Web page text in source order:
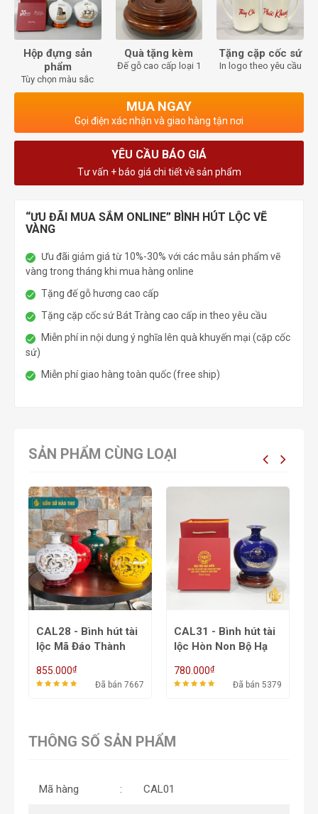
Hộp đựng sản
phẩm
Tùy chọn màu sắc
Quà tặng kèm
Đế gỗ cao cấp loại 1
Tặng cặp cốc sứ
In logo theo yêu cầu
MUA NGAY
Gọi điện xác nhận và giao hàng tận nơi
YÊU CẦU BÁO GIÁ
Tư vấn + báo giá chi tiết về sản phẩm
“ƯU ĐÃI MUA SẮM ONLINE” BÌNH HÚT LỘC VẼ
VÀNG
Ưu đãi giảm giá từ 10%-30% với các mẫu sản phẩm vẽ
vàng trong tháng khi mua hàng online
Tặng đế gỗ hương cao cấp
Tặng cặp cốc sứ Bát Tràng cao cấp in theo yêu cầu
Miễn phí in nội dung ý nghĩa lên quà khuyến mại (cặp cốc
sứ)
Miễn phí giao hàng toàn quốc (free ship)
SẢN PHẨM CÙNG LOẠI
CAL31 - Bình hút tài
lộc Hòn Non Bộ Hạ
780.000₫
Đã bán 5379
CAL30 - Bình hút tài
lộc Phúc Long Tấn
780.000₫
Đã bán 6823
THÔNG SỐ SẢN PHẨM
Mã hàng CAL01